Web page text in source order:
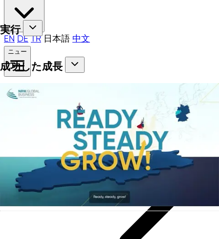
EN DE TR 日本語 中文
ニュー
立地拠点NRW州
実行
成功した成長
このコンテンツは現在、クッキー設定によってブロッ